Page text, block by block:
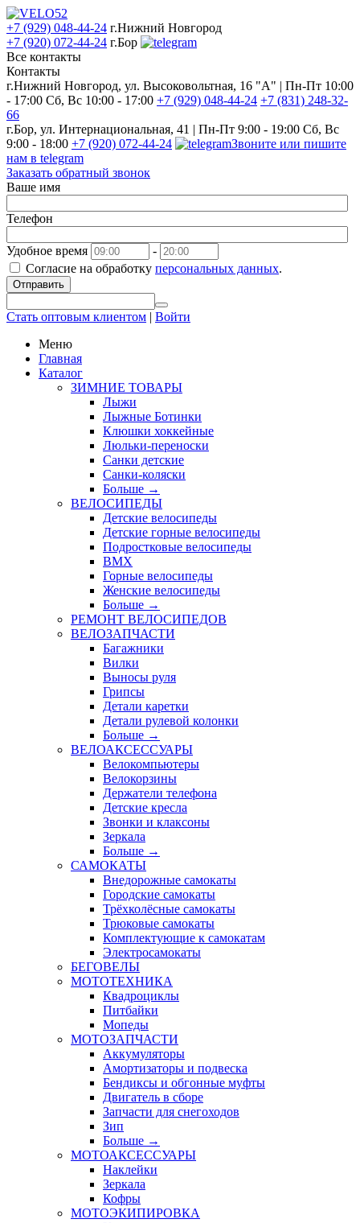
+7 (929) 048-44-24 г.Нижний Новгород
+7 (920) 072-44-24 г.Бор
Все контакты
Контакты
г.Нижний Новгород, ул. Высоковольтная, 16 "А" | Пн-Пт 10:00
- 17:00 Сб, Вс 10:00 - 17:00 +7 (929) 048-44-24 +7 (831) 248-32-
66
г.Бор, ул. Интернациональная, 41 | Пн-Пт 9:00 - 19:00 Сб, Вс
9:00 - 18:00 +7 (920) 072-44-24
Звоните или пишите
нам в telegram
Заказать обратный звонок
Ваше имя
Телефон
Удобное время
-
Согласие на обработку персональных данных.
Отправить
Стать оптовым клиентом | Войти
Меню
Главная
Каталог
ЗИМНИЕ ТОВАРЫ
Лыжи
Лыжные Ботинки
Клюшки хоккейные
Люльки-переноски
Санки детские
Санки-коляски
Больше →
ВЕЛОСИПЕДЫ
Детские велосипеды
Детские горные велосипеды
Подростковые велосипеды
BMX
Горные велосипеды
Женские велосипеды
Больше →
РЕМОНТ ВЕЛОСИПЕДОВ
ВЕЛОЗАПЧАСТИ
Багажники
Вилки
Выносы руля
Грипсы
Детали каретки
Детали рулевой колонки
Больше →
ВЕЛОАКСЕССУАРЫ
Велокомпьютеры
Велокорзины
Держатели телефона
Детские кресла
Звонки и клаксоны
Зеркала
Больше →
САМОКАТЫ
Внедорожные самокаты
Городские самокаты
Трёхколёсные самокаты
Трюковые самокаты
Комплектующие к самокатам
Электросамокаты
БЕГОВЕЛЫ
МОТОТЕХНИКА
Квадроциклы
Питбайки
Мопеды
МОТОЗАПЧАСТИ
Аккумуляторы
Амортизаторы и подвеска
Бендиксы и обгонные муфты
Двигатель в сборе
Запчасти для снегоходов
Зип
Больше →
МОТОАКСЕССУАРЫ
Наклейки
Зеркала
Кофры
МОТОЭКИПИРОВКА